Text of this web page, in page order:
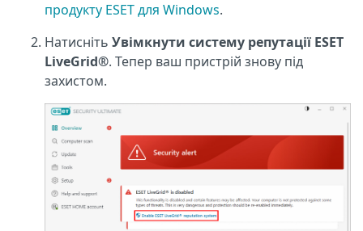
продукту ESET для Windows.
Натисніть Увімкнути систему репутації ESET
LiveGrid®. Тепер ваш пристрій знову під
захистом.